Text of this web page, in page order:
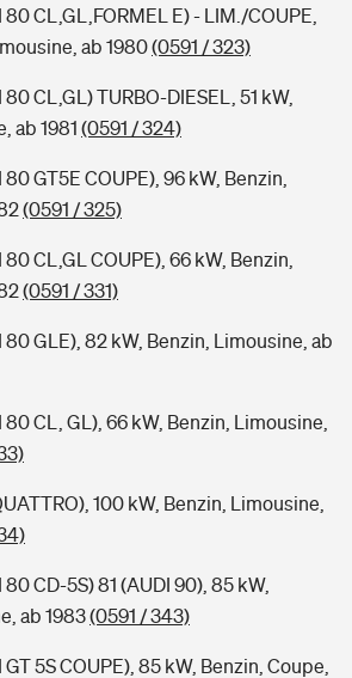
CL,GL,FORMEL E) - LIM./COUPE,
ab 1980(0591 / 323)
CL,GL) TURBO-DIESEL, 51 kW,
ab 1981 (0591 / 324)
GT5E COUPE), 96 kW, Benzin,
(0591 / 325)
CL,GL COUPE), 66 kW, Benzin,
(0591 / 331)
80 GLE), 82 kW, Benzin, Limousine, ab
80 CL, GL), 66 kW, Benzin, Limousine,
100 kW, Benzin, Limousine,
CD-5S) 81 (AUDI 90), 85 kW,
ab 1983(0591 / 343)
5S COUPE), 85 kW, Benzin, Coupe,